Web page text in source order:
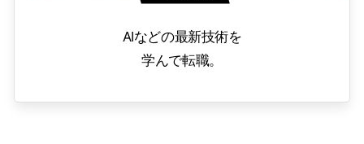
AIなどの最新技術を
学んで転職。